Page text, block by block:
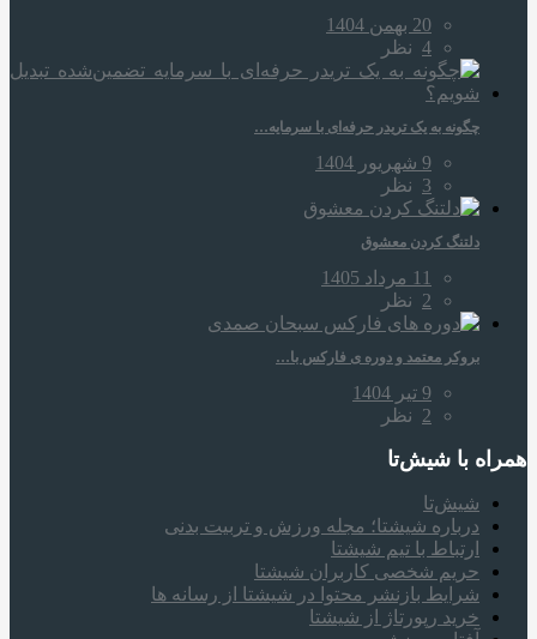
20 بهمن 1404
4 نظر
چگونه به یک تریدر حرفه‌ای با سرمایه…
9 شهریور 1404
3 نظر
دلتنگ کردن معشوق
11 مرداد 1405
2 نظر
بروکر معتمد و دوره‌ ی فارکس با…
9 تیر 1404
2 نظر
همراه‌ با شیش‌تا
شیش‌تا
درباره شیشتا؛ مجله ورزش و تربیت بدنی
ارتباط با تیم شیشتا
حریم شخصی کاربران شیشتا
شرایط بازنشر محتوا در شیشتا از رسانه ها
خرید رپورتاژ از شیشتا